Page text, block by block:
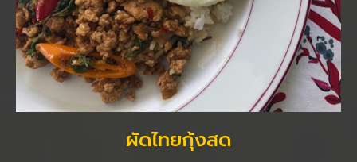
ผัดไทยกุ้งสด